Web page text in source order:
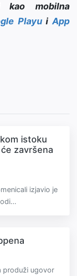
kao mobilna
PlayuiApp
istoku
završena
izjavio je
produži ugovor